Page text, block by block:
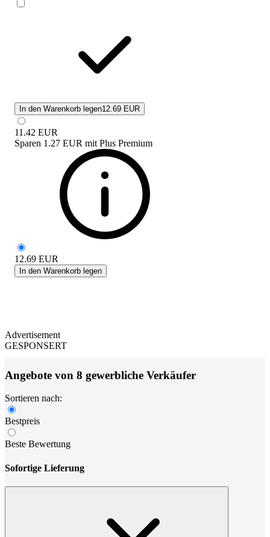
In den Warenkorb legen12.69 EUR
11.42 EUR
Sparen 1.27 EUR mit Plus Premium
12.69 EUR
In den Warenkorb legen
Advertisement
GESPONSERT
Angebote von 8 gewerbliche Verkäufer
Sortieren nach:
Bestpreis
Beste Bewertung
Sofortige Lieferung